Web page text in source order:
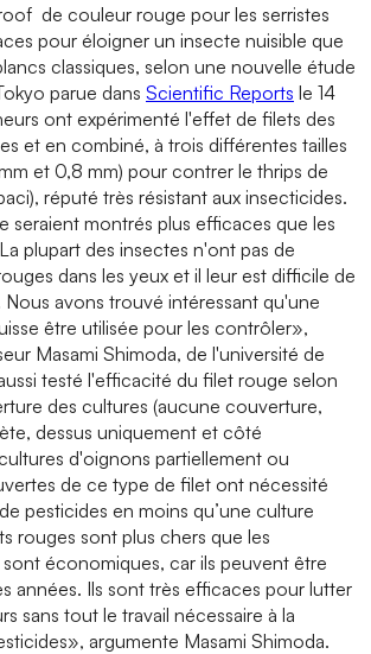
de couleur rouge pour les serristes
pour éloigner un insecte nuisible que
classiques, selon une nouvelle étude
parue dans Scientific Reports le 14
ont expérimenté l'effet de filets des
et en combiné, à trois différentes tailles
et 0,8 mm) pour contrer le thrips de
réputé très résistant aux insecticides.
seraient montrés plus efficaces que les
plupart des insectes n'ont pas de
dans les yeux et il leur est difficile de
avons trouvé intéressant qu'une
être utilisée pour les contrôler»,
Masami Shimoda, de l'université de
testé l'efficacité du filet rouge selon
des cultures (aucune couverture,
dessus uniquement et côté
d'oignons partiellement ou
de ce type de filet ont nécessité
pesticides en moins qu’une culture
rouges sont plus chers que les
sont économiques, car ils peuvent être
années. Ils sont très efficaces pour lutter
sans tout le travail nécessaire à la
argumente Masami Shimoda.